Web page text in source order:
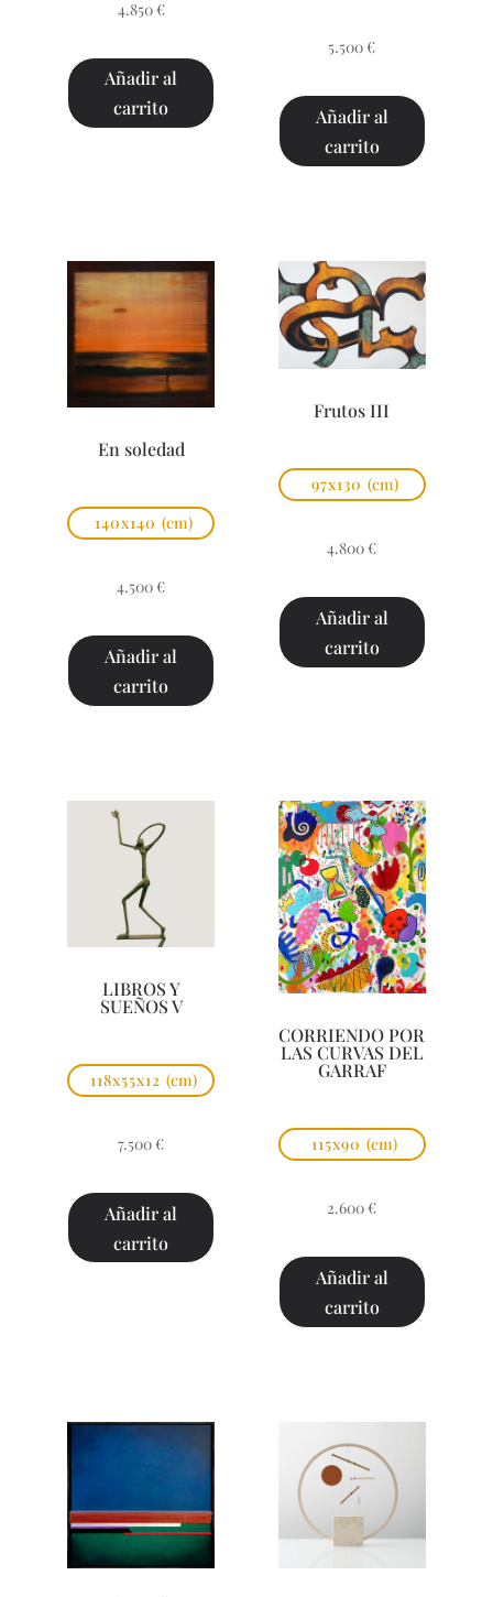
4.850 €
Añadir al
carrito
5.500 €
Añadir al
carrito
En soledad
140x140 (cm)
4.500 €
Añadir al
carrito
Frutos III
97x130 (cm)
4.800 €
Añadir al
carrito
LIBROS Y
SUEÑOS V
118x55x12 (cm)
7.500 €
Añadir al
carrito
CORRIENDO POR
LAS CURVAS DEL
GARRAF
115x90 (cm)
2.600 €
Añadir al
carrito